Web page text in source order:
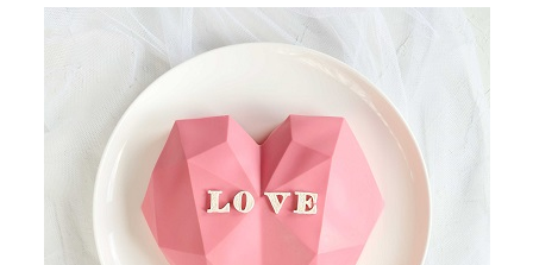
zobaczenie
spersonalizowanych
treści i ofert.